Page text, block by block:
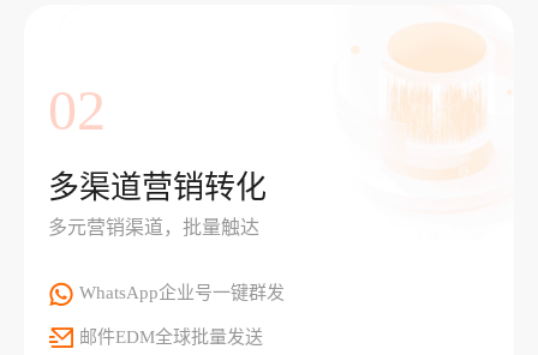
02
多渠道营销转化
多元营销渠道，批量触达
WhatsApp企业号一键群发
邮件EDM全球批量发送